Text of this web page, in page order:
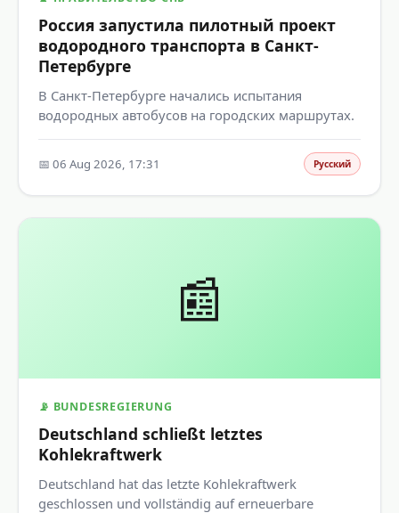
Россия запустила пилотный проект
водородного транспорта в Санкт-
Петербурге
В Санкт-Петербурге начались испытания
водородных автобусов на городских маршрутах.
📅 06 Aug 2026, 17:31 Русский
📰
📡 BUNDESREGIERUNG
Deutschland schließt letztes
Kohlekraftwerk
Deutschland hat das letzte Kohlekraftwerk
geschlossen und vollständig auf erneuerbare